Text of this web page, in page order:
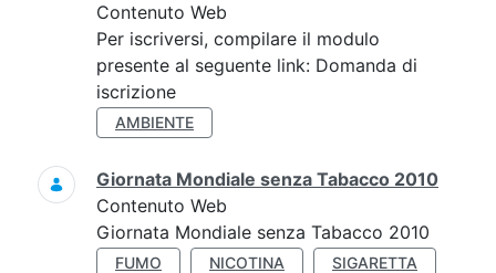
Contenuto Web
Per iscriversi, compilare il modulo
presente al seguente link: Domanda di
iscrizione
AMBIENTE
Giornata Mondiale senza Tabacco 2010
Contenuto Web
Giornata Mondiale senza Tabacco 2010
FUMO NICOTINA SIGARETTA